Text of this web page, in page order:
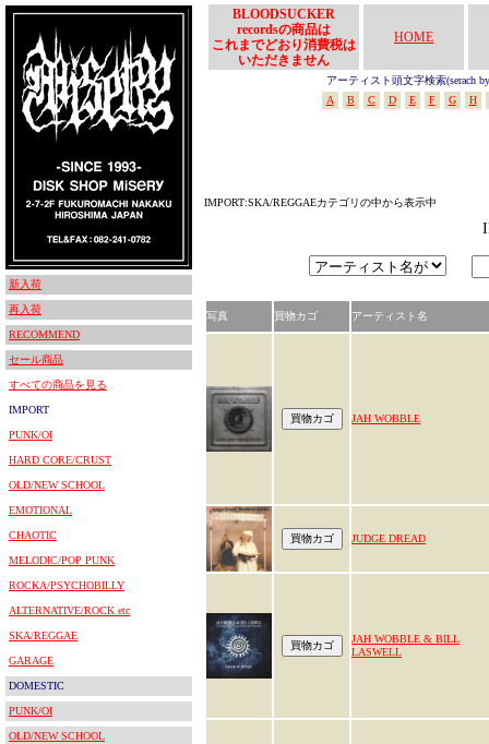
新入荷
再入荷
RECOMMEND
セール商品
すべての商品を見る
IMPORT
PUNK/OI
HARD CORE/CRUST
OLD/NEW SCHOOL
EMOTIONAL
CHAOTIC
MELODIC/POP PUNK
ROCKA/PSYCHOBILLY
ALTERNATIVE/ROCK etc
SKA/REGGAE
GARAGE
DOMESTIC
PUNK/OI
OLD/NEW SCHOOL
BLOODSUCKER
recordsの商品は
これまでどおり消費税は
いただきません
HOME
アーティスト頭文字検索(serach
A
B C D E F G H
IMPORT:SKA/REGGAEカテゴリの中から表示中
写真 買物カゴ アーティスト名
JAH WOBBLE
JUDGE DREAD
JAH WOBBLE & BILL
LASWELL